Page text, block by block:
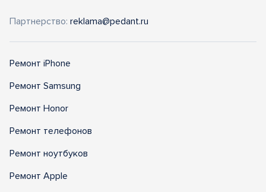
Партнерство: reklama@pedant.ru
Ремонт iPhone
Ремонт Samsung
Ремонт Honor
Ремонт телефонов
Ремонт ноутбуков
Ремонт Apple